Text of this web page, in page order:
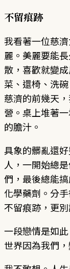
不留痕跡
我看著一位慈
麗。美麗要能
散，喜歡就變
菜、還椅、洗
慈濟的前幾天
營。桌上堆著
的膽汁。
具象的髒亂還
人，一開始總
們，最後總能
化學藥劑。分
不留痕跡，更
一段戀情是如
世界因為我們